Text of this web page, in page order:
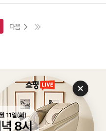
다음
에스크로서비스 가입확인